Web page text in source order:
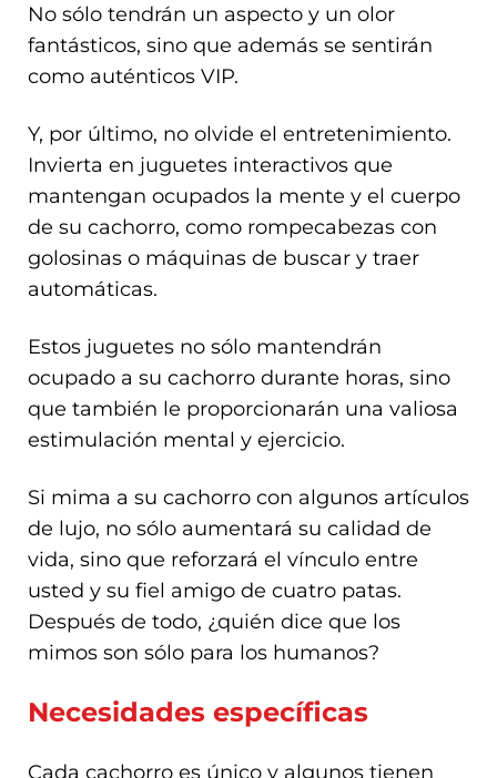
No sólo tendrán un aspecto y un olor
fantásticos, sino que además se sentirán
como auténticos VIP.
Y, por último, no olvide el entretenimiento.
Invierta en juguetes interactivos que
mantengan ocupados la mente y el cuerpo
de su cachorro, como rompecabezas con
golosinas o máquinas de buscar y traer
automáticas.
Estos juguetes no sólo mantendrán
ocupado a su cachorro durante horas, sino
que también le proporcionarán una valiosa
estimulación mental y ejercicio.
Si mima a su cachorro con algunos artículos
de lujo, no sólo aumentará su calidad de
vida, sino que reforzará el vínculo entre
usted y su fiel amigo de cuatro patas.
Después de todo, ¿quién dice que los
mimos son sólo para los humanos?
Necesidades específicas
Cada cachorro es único y algunos tienen